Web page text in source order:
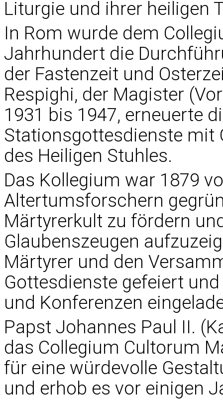
Liturgie und ihrer heiligen
In Rom wurde dem
Jahrhundert die
der Fastenzeit und
Respighi, der Magister
1931 bis 1947, erneuerte
Stationsgottesdienste mit
des Heiligen Stuhles.
Das Kollegium war 1879
Altertumsforschern
Märtyrerkult zu fördern
Glaubenszeugen
Märtyrer und den
Gottesdienste gefeiert
und Konferenzen
Papst Johannes Paul II.
das Collegium Cultorum
für eine würdevolle
und erhob es vor einigen